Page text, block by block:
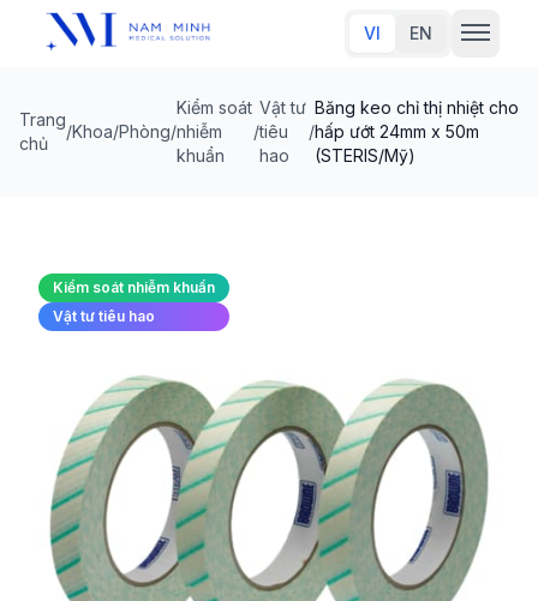
VI EN
Trang chủ
Đối tác thương hiệu
Liên hệ
Trang
chủ
/Khoa/Phòng/
Kiểm soát
nhiễm
khuẩn
/
Vật tư
tiêu
hao
/
Băng keo chỉ thị nhiệt cho
hấp ướt 24mm x 50m
(STERIS/Mỹ)
Kiểm soát nhiễm khuẩn
Vật tư tiêu hao